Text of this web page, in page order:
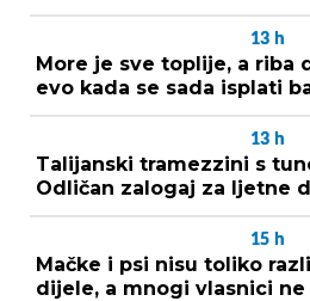
13 h
More je sve toplije, a riba
evo kada se sada isplati
13 h
Talijanski tramezzini s
Odličan zalogaj za ljetne
15 h
Mačke i psi nisu toliko
dijele, a mnogi vlasnici ne